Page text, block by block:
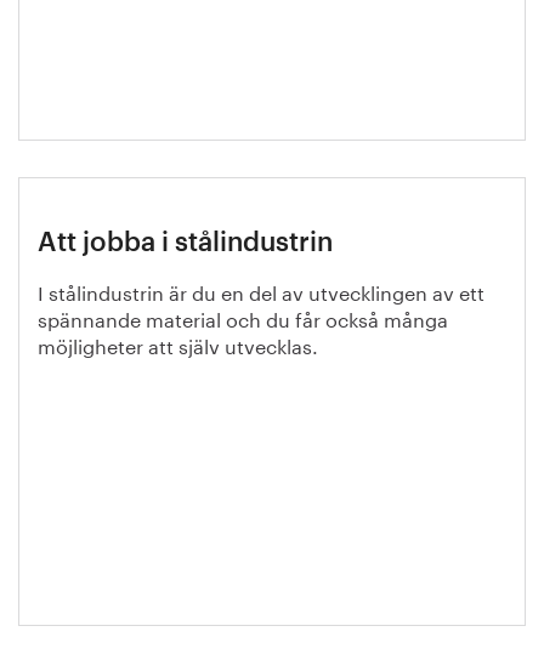
Att jobba i stålindustrin
I stålindustrin är du en del av utvecklingen av ett
spännande material och du får också många
möjligheter att själv utvecklas.